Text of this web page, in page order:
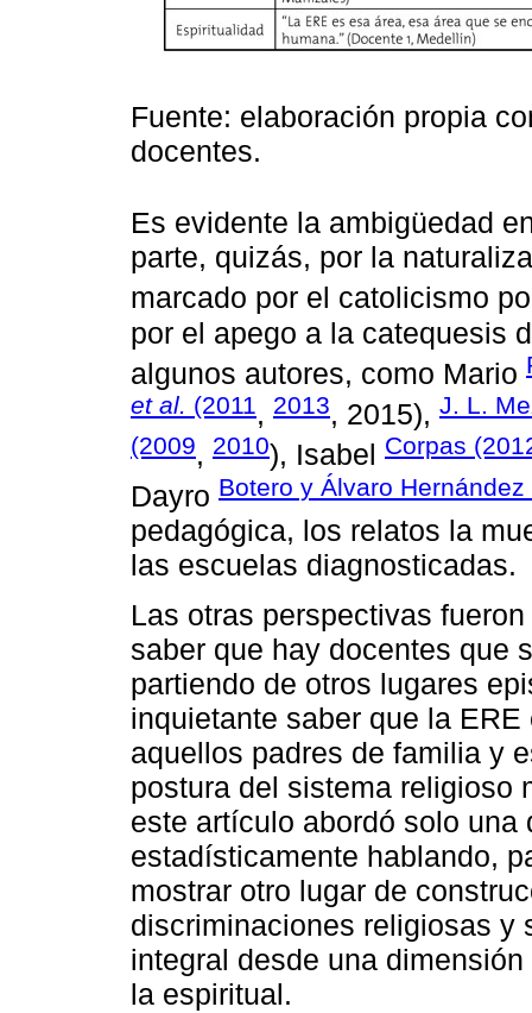
Fuente: elaboración propia
docentes.
Es evidente la ambigüedad
parte, quizás, por la
marcado por el catolicismo
por el apego a la catequesis
algunos autores, como Mario
et al. (2011, 2013, 2015), J. L.
(2009, 2010), Isabel Corpas
Dayro Botero y Álvaro Hernández
pedagógica, los relatos la
las escuelas diagnosticadas.
Las otras perspectivas
saber que hay docentes que
partiendo de otros lugares
inquietante saber que la
aquellos padres de familia y
postura del sistema religioso
este artículo abordó solo
estadísticamente hablando,
mostrar otro lugar de
discriminaciones religiosas y
integral desde una
la espiritual.